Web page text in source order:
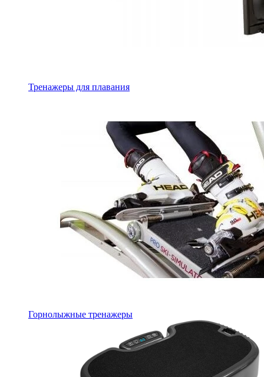
Тренажеры для плавания
Горнолыжные тренажеры